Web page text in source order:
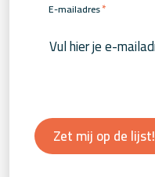
E-mailadres*
Zet mij op de lijst!